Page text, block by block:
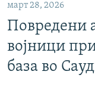
март 28, 2026
Повредени
војници
база во